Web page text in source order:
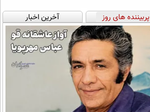
پربیننده های روز آخرین اخبار